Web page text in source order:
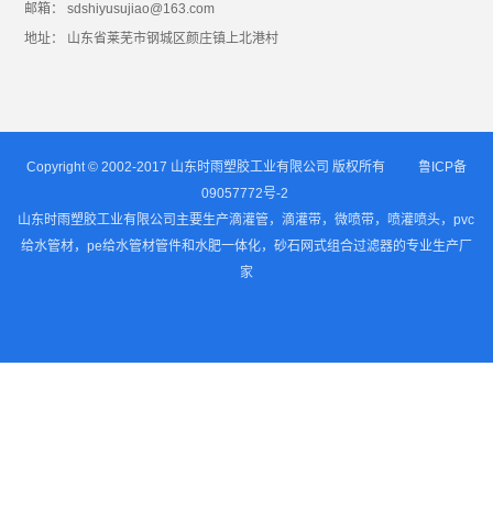
邮箱： sdshiyusujiao@163.com
地址： 山东省莱芜市钢城区颜庄镇上北港村
Copyright © 2002-2017 山东时雨塑胶工业有限公司 版权所有
鲁ICP备
09057772号-2
山东时雨塑胶工业有限公司主要生产滴灌管，滴灌带，微喷带，喷灌喷头，pvc
给水管材，pe给水管材管件和水肥一体化，砂石网式组合过滤器的专业生产厂
家